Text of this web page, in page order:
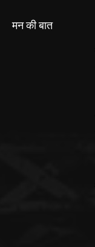
मन की बात